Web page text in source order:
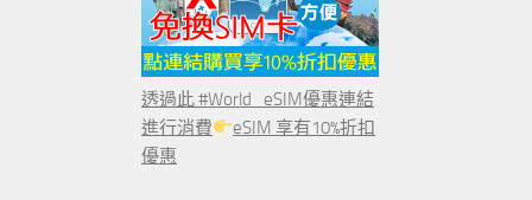
透過此 #World_eSIM優惠連結
進行消費
eSIM 享有10%折扣
優惠